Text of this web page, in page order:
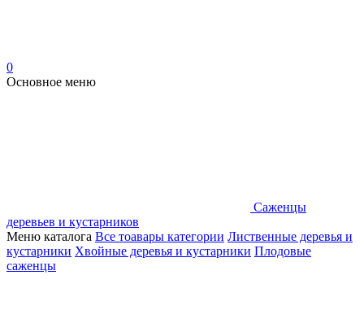
0
Основное меню
Саженцы
деревьев и кустарников
Меню каталога Все тоавары категории Лиственные деревья и
кустарники Хвойные деревья и кустарники Плодовые
саженцы